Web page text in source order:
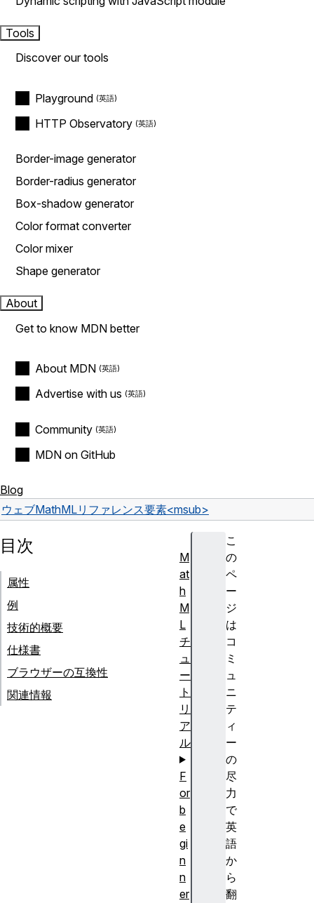
Tools
Discover our tools
Playground
HTTP Observatory
Border-image generator
Border-radius generator
Box-shadow generator
Color format converter
Color mixer
Shape generator
About
Get to know MDN better
About MDN
Advertise with us
Community
MDN on GitHub
Blog
ウェブMathMLリファレンス要素<msub>
こ
の
ペ
ー
ジ
は
コ
ミ
ュ
ニ
テ
ィ
ー
の
尽
力
で
英
語
か
ら
翻
目次
属性
例
技術的概要
仕様書
ブラウザーの互換性
関連情報
M
at
h
M
L
チ
ュ
ー
ト
リ
ア
ル
F
or
b
e
gi
n
n
er